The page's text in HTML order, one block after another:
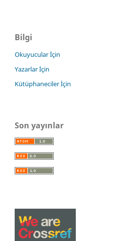
Bilgi
Okuyucular İçin
Yazarlar İçin
Kütüphaneciler İçin
Son yayınlar